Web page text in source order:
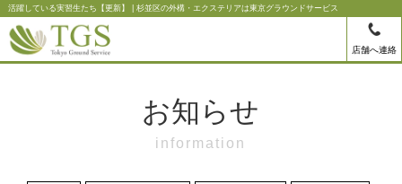
活躍している実習生たち【更新】 | 杉並区の外構・エクステリアは東京グラウンドサービス
店舗へ連絡
お知らせ
information